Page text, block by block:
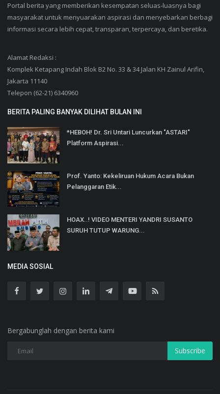
Portal berita yang memberikan kesempatan seluas-luasnya bagi
masyarakat untuk menyuarakan aspirasi dan menyebarkan berbagi
informasi secara lebih cepat, transparan, terpercaya, dan beretika.
Alamat Redaksi :
Komplek Ketapang Indah Blok B2 No. 33 & 34 Jalan KH Zainul Arifin,
Jakarta 11140
Telepon (62-21) 6340960
BERITA PALING BANYAK DILIHAT BULAN INI
*HEBOH! Dr. Sri Untari Luncurkan "ASTARI"
Platform Aspirasi...
Prof. Yanto: Kekeliruan Hukum Acara Bukan
Pelanggaran Etik...
HOAX..! VIDEO MENTERI YANDRI SUSANTO
SURUH TUTUP WARUNG...
MEDIA SOSIAL
Bergabunglah dengan berita kami
Subscribe